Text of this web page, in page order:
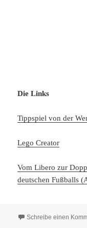
Die Links
Tippspiel von der
Lego Creator
Vom Libero zur
deutschen Fußballs
Schreibe einen